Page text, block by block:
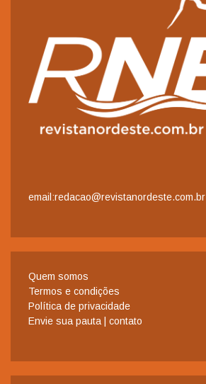
email:redacao@revistanordeste.com.br
Quem somos
Termos e condições
Política de privacidade
Envie sua pauta | contato